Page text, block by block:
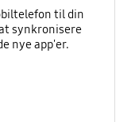
til din
synkronisere
nye app'er.